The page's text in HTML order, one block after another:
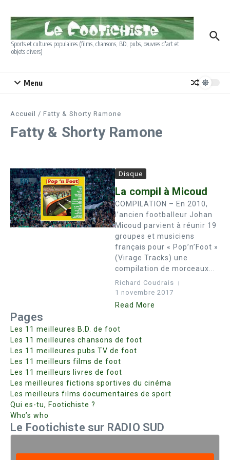
Sports et cultures populaires (films, chansons, BD, pubs, œuvres d'art et
objets divers)
Menu
Accueil / Fatty & Shorty Ramone
Fatty & Shorty Ramone
Disque
La compil à Micoud
COMPILATION – En 2010,
l’ancien footballeur Johan
Micoud parvient à réunir 19
groupes et musiciens
français pour « Pop’n’Foot »
(Virage Tracks) une
compilation de morceaux...
Richard Coudrais
1 novembre 2017
Read More
Pages
Les 11 meilleures B.D. de foot
Les 11 meilleures chansons de foot
Les 11 meilleures pubs TV de foot
Les 11 meilleurs films de foot
Les 11 meilleurs livres de foot
Les meilleures fictions sportives du cinéma
Les meilleurs films documentaires de sport
Qui es-tu, Footichiste ?
Who’s who
Le Footichiste sur RADIO SUD